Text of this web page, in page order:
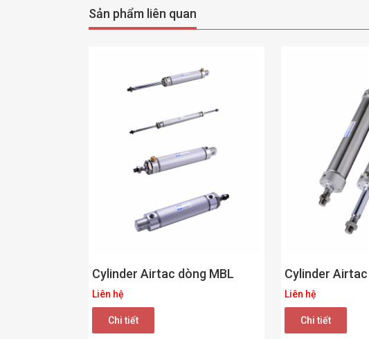
Sản phẩm liên quan
Cylinder Airtac dòng MBL
Liên hệ
Chi tiết
Cylinder
Liên hệ
Chi tiết